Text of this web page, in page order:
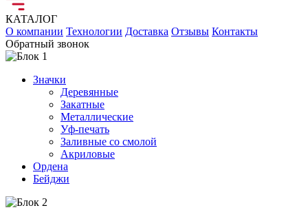
КАТАЛОГ
О компании Технологии Доставка Отзывы Контакты
Обратный звонок
Значки
Деревянные
Закатные
Металлические
Уф-печать
Заливные со смолой
Акриловые
Ордена
Бейджи